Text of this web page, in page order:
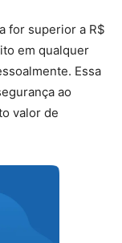
for superior a R$
em qualquer
Essa
ao
valor de